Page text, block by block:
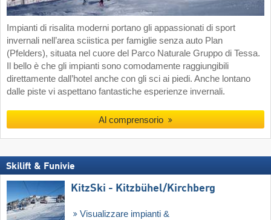
Impianti di risalita moderni portano gli appassionati di sport
invernali nell’area sciistica per famiglie senza auto Plan
(Pfelders), situata nel cuore del Parco Naturale Gruppo di Tessa.
Il bello è che gli impianti sono comodamente raggiungibili
direttamente dall’hotel anche con gli sci ai piedi. Anche lontano
dalle piste vi aspettano fantastiche esperienze invernali.
Al comprensorio
Skilift & Funivie
KitzSki - Kitzbühel/​Kirchberg
Visualizzare impianti &